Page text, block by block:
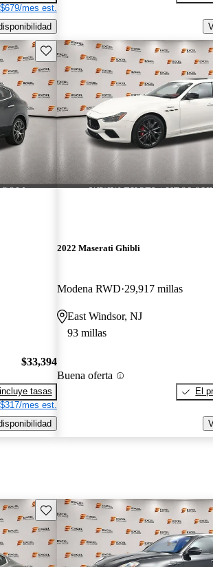
$679/mes est.
Guarda este Aviso
$33,394
tasas
$317/mes est.
2022 Maserati Ghibli
Modena RWD 29,917 millas
East Windsor, NJ
93 millas
Buena oferta
El
Guarda este Aviso